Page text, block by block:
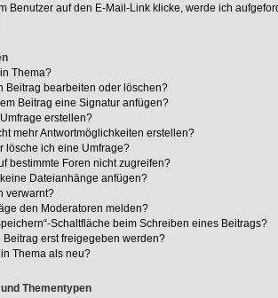
Benutzer auf den E-Mail-Link klicke, werde ich
Thema?
Beitrag bearbeiten oder löschen?
Beitrag eine Signatur anfügen?
erstellen?
mehr Antwortmöglichkeiten erstellen?
lösche ich eine Umfrage?
bestimmte Foren nicht zugreifen?
Dateianhänge anfügen?
verwarnt?
den Moderatoren melden?
Schaltfläche beim Schreiben eines Beitrags?
Beitrag erst freigegeben werden?
Thema als neu?
Thementypen